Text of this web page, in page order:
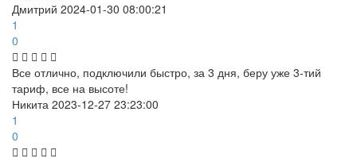
Дмитрий 2024-01-30 08:00:21
1
0
Все отлично, подключили быстро, за 3 дня, беру уже 3-тий
тариф, все на высоте!
Никита 2023-12-27 23:23:00
1
0